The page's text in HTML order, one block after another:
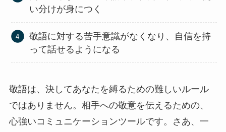
い分けが身につく
敬語に対する苦手意識がなくなり、自信を持
って話せるようになる
敬語は、決してあなたを縛るための難しいルール
ではありません。相手への敬意を伝えるための、
心強いコミュニケーションツールです。さあ、一